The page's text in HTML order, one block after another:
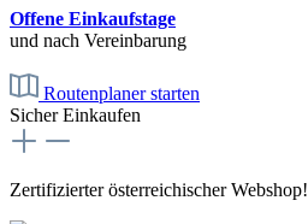
Offene Einkaufstage
und nach Vereinbarung
Routenplaner starten
Sicher Einkaufen
Zertifizierter österreichischer Webshop!